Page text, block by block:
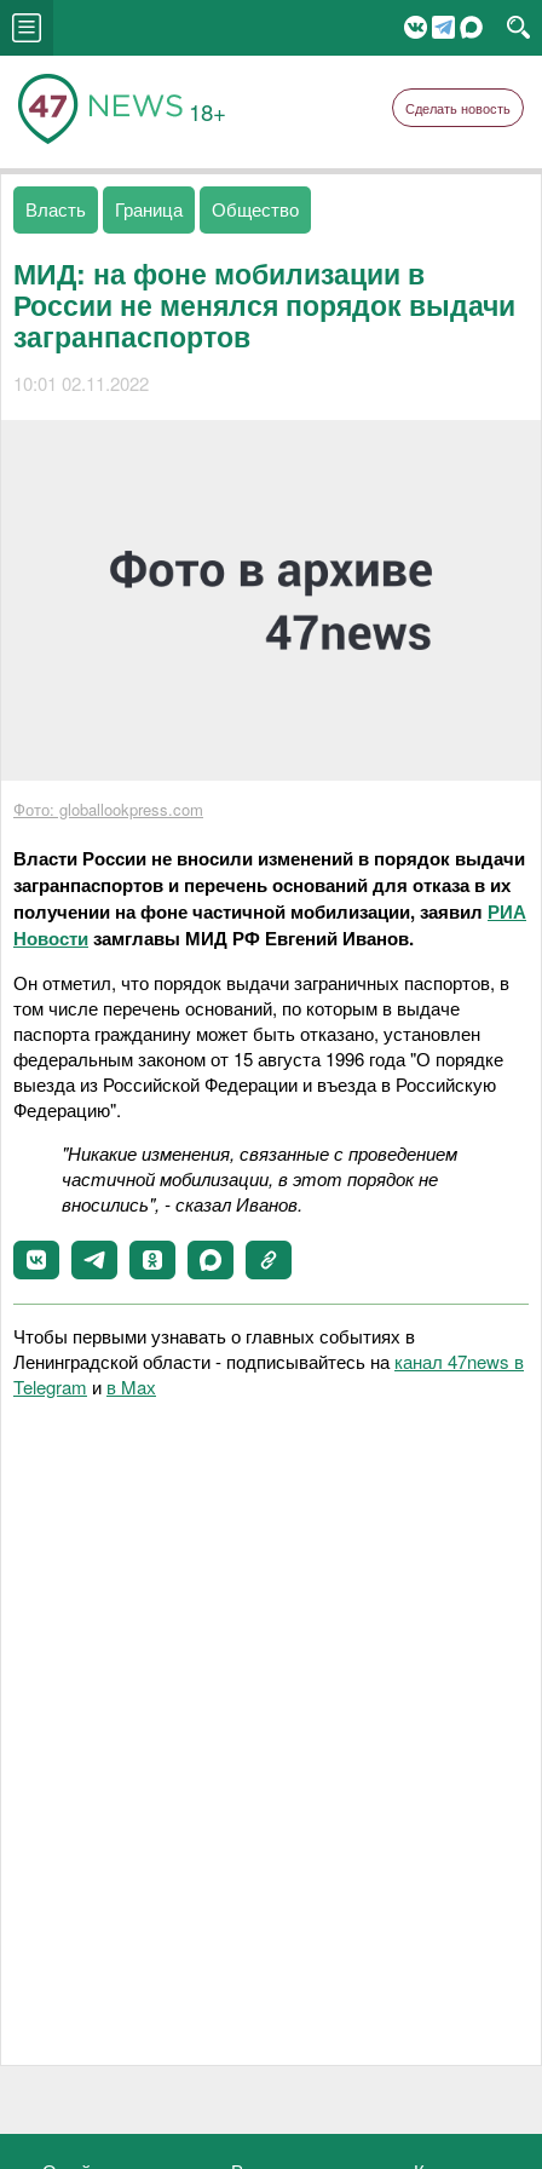
18+ Сделать новость
Власть Граница Общество
МИД: на фоне мобилизации в
России не менялся порядок выдачи
загранпаспортов
10:01 02.11.2022
Фото: globallookpress.com
Власти России не вносили изменений в порядок выдачи
загранпаспортов и перечень оснований для отказа в их
получении на фоне частичной мобилизации, заявил РИА
Новостизамглавы МИД РФ Евгений Иванов.
Он отметил, что порядок выдачи заграничных паспортов, в
том числе перечень оснований, по которым в выдаче
паспорта гражданину может быть отказано, установлен
федеральным законом от 15 августа 1996 года "О порядке
выезда из Российской Федерации и въезда в Российскую
Федерацию".
"Никакие изменения, связанные с проведением
частичной мобилизации, в этот порядок не
вносились", - сказал Иванов.
Чтобы первыми узнавать о главных событиях в
Ленинградской области - подписывайтесь на канал 47news в
Telegram и в Maх